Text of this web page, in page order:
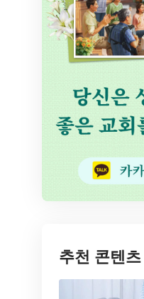
추천 콘텐츠